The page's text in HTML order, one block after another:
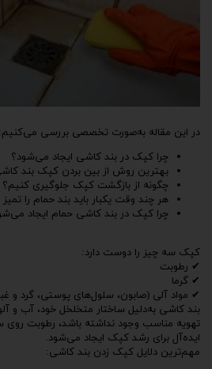
در این مقاله به‌صورت تخصصی بررسی می‌کنیم:
چرا کپک در بند کاشی ایجاد می‌شود؟
بهترین روش از بین بردن کپک بند
چگونه از بازگشت کپک جلوگیری کنیم؟
هر چند وقت یکبار باید بند حمام را
چرا کپک در بند کاشی حمام ایجاد
کپک سه چیز را دوست دارد:
✔ رطوبت
✔ گرما
✔ مواد آلی (صابون، سلول‌های پوستی، گرد و
بند کاشی به‌دلیل ساختار متخلخل خود، آب و
تهویه مناسب وجود نداشته باشد، رطوبت
ایده‌آل برای رشد کپک ایجاد می‌شود.
مهم‌ترین دلایل کپک زدن بند کاشی: